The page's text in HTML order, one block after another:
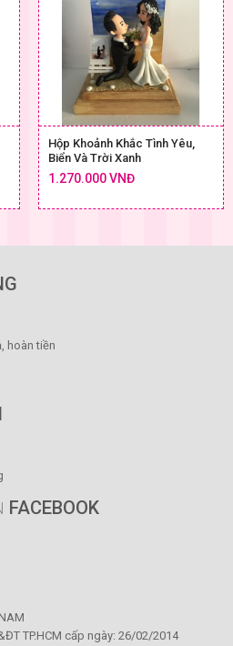
Hộp Khoảnh Khắc Tình Yêu,
Biển Và Trời Xanh
1.270.000 VNĐ
hoàn tiền
FACEBOOK
TP.HCM cấp ngày: 26/02/2014